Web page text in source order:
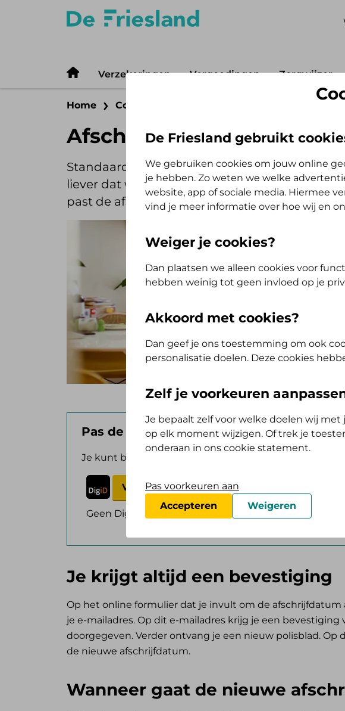
Verzekeringen Vergoedingen Zorgwijzer
Home Contact
Afschrijfdatum
Standaard schrijven we de premie rond de 1e
liever dat we de premie op een andere datum
past de afschrijfdatum gemakkelijk zelf online
Pas de afschrijfdatum aan in Mijn De
Je kunt bij ons kiezen voor een afschrijving op de 15e,
Verander de afschrijfdatum
Verander de afschrijfdatum
Geen DigiD? Vraag aan op de website van DigiD.
Je krijgt altijd een bevestiging
Op het online formulier dat je invult om de afschrijfdatum
je e-mailadres. Op dit e-mailadres krijg je een bevestiging
doorgegeven. Verder ontvang je een nieuw polisblad. Op
de nieuwe afschrijfdatum.
Wanneer gaat de nieuwe
De Friesland gebruikt
We gebruiken cookies om jouw online
je hebben. Zo weten we welke
website, app of sociale media. Hiermee
vind je meer informatie over hoe wij en
Weiger je cookies?
Dan plaatsen we alleen cookies voor
hebben weinig tot geen invloed op je
Akkoord met cookies?
Dan geef je ons toestemming om ook
personalisatie doelen. Deze cookies
Zelf je voorkeuren
Je bepaalt zelf voor welke doelen wij
op elk moment wijzigen. Of trek je
onderaan in ons cookie statement.
Pas voorkeuren aan
Accepteren
Weigeren